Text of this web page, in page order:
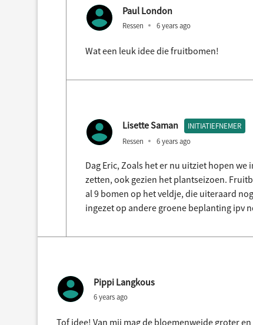
Paul London
Ressen 6 years ago
Wat een leuk idee die fruitbomen!
Lisette Saman INITIATIEFNEMER
Ressen 6 years ago
Dag Eric, Zoals het er nu uitziet hopen
zetten, ook gezien het plantseizoen.
al 9 bomen op het veldje, die uiteraard
ingezet op andere groene beplanting ipv
Pippi Langkous
6 years ago
Tof idee! Van mij mag de bloemenweide groter